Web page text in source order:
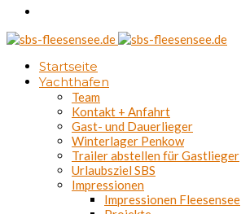
Startseite
Yachthafen
Team
Kontakt + Anfahrt
Gast- und Dauerlieger
Winterlager Penkow
Trailer abstellen für Gastlieger
Urlaubsziel SBS
Impressionen
Impressionen Fleesensee